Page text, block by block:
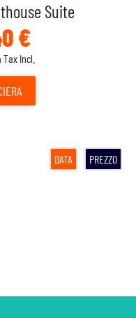
Suite
€
Incl.
DATA PREZZO